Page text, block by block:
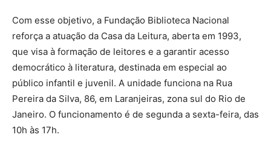
Com esse objetivo, a Fundação Biblioteca Nacional
reforça a atuação da Casa da Leitura, aberta em 1993,
que visa à formação de leitores e a garantir acesso
democrático à literatura, destinada em especial ao
público infantil e juvenil. A unidade funciona na Rua
Pereira da Silva, 86, em Laranjeiras, zona sul do Rio de
Janeiro. O funcionamento é de segunda a sexta-feira, das
10h às 17h.